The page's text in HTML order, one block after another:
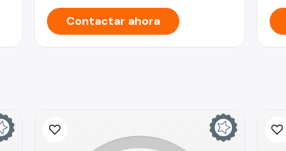
Contactar ahora